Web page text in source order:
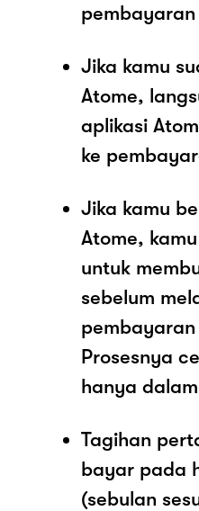
pembayaran
Jika kamu
Atome,
aplikasi
ke
Jika kamu
Atome,
untuk
sebelum
pembayaran
Prosesnya
hanya
Tagihan
bayar pada
(sebulan